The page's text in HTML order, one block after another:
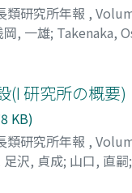
類研究所年報 ,
岡, 一雄; Takenaka,
(I 研究所の概要)
KB)
類研究所年報 ,
足沢, 貞成; 山口, 直嗣;